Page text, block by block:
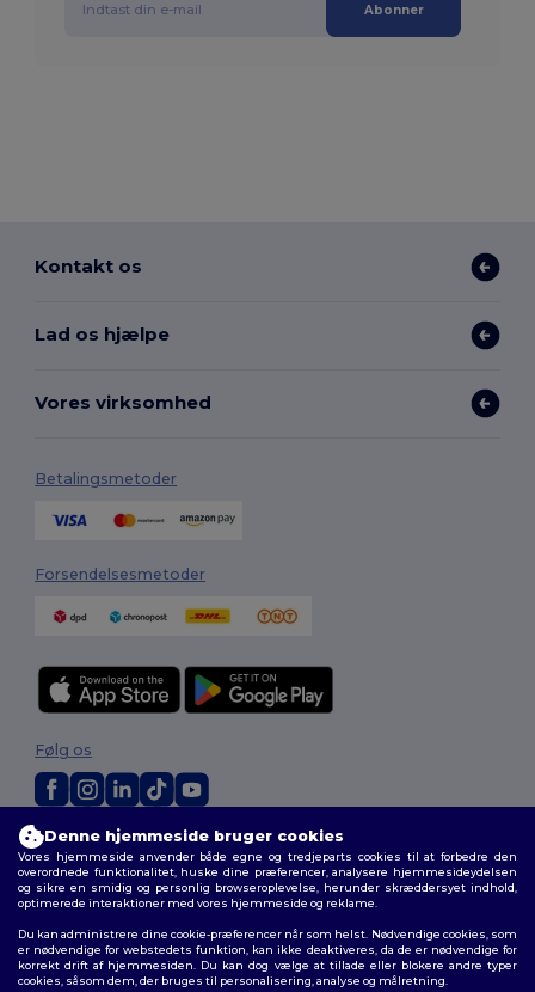
Abonner
Kontakt os
Lad os hjælpe
Vores virksomhed
Betalingsmetoder
Forsendelsesmetoder
2026. Alle rettigheder forbeholdes
Vilkår og Betingelser|Tilpasset politik|Fortrolighedspolitik|Politik for
cookies|Sitemap
Følg os
Denne hjemmeside bruger cookies
Vores hjemmeside anvender både egne og tredjeparts cookies til at forbedre den
overordnede funktionalitet, huske dine præferencer, analysere hjemmesideydelsen
og sikre en smidig og personlig browseroplevelse, herunder skræddersyet indhold,
optimerede interaktioner med vores hjemmeside og reklame.
Du kan administrere dine cookie-præferencer når som helst. Nødvendige cookies, som
er nødvendige for webstedets funktion, kan ikke deaktiveres, da de er nødvendige for
korrekt drift af hjemmesiden. Du kan dog vælge at tillade eller blokere andre typer
cookies, såsom dem, der bruges til personalisering, analyse og målretning.